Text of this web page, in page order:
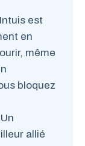
est
en
même
bloquez
allié